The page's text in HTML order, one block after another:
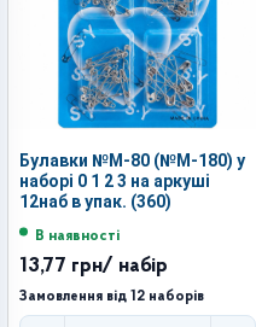
Булавки №М-80 (№М-180) у
наборі 0 1 2 3 на аркуші
12наб в упак. (360)
В наявності
13,77 грн/ набір
Замовлення від 12 наборів